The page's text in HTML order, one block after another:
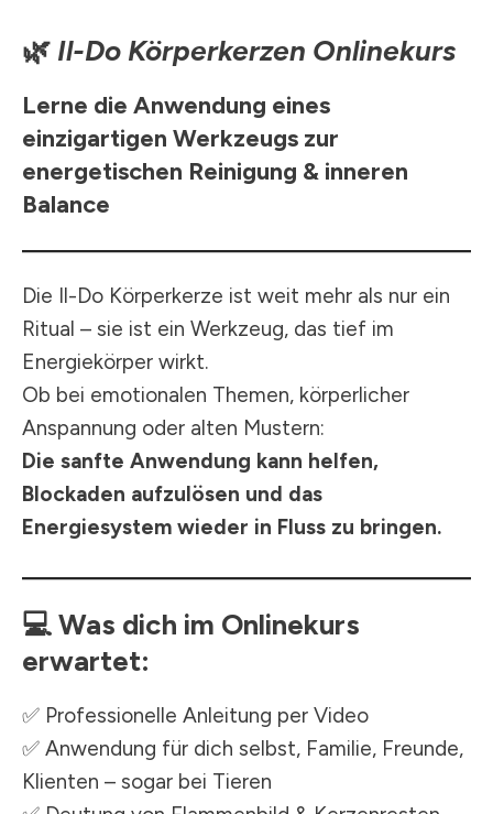
🌿 Il-Do Körperkerzen Onlinekurs
Lerne die Anwendung eines
einzigartigen Werkzeugs zur
energetischen Reinigung & inneren
Balance
Die Il-Do Körperkerze ist weit mehr als nur ein
Ritual – sie ist ein Werkzeug, das tief im
Energiekörper wirkt.
Ob bei emotionalen Themen, körperlicher
Anspannung oder alten Mustern:
Die sanfte Anwendung kann helfen,
Blockaden aufzulösen und das
Energiesystem wieder in Fluss zu bringen.
💻Was dich im Onlinekurs
erwartet:
✅ Professionelle Anleitung per Video
✅ Anwendung für dich selbst, Familie, Freunde,
Klienten – sogar bei Tieren